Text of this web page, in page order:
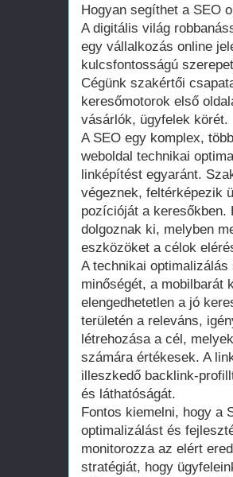
Hogyan segíthet a SEO
A digitális világ
egy vállalkozás online
kulcsfontosságú
Cégünk szakértői
keresőmotorok első
vásárlók, ügyfelek körét.
A SEO egy komplex,
weboldal technikai
linképítést egyaránt.
végeznek, feltérképezik
pozícióját a
dolgoznak ki, melyben
eszközöket a célok
A technikai
minőségét, a mobilbarát
elengedhetetlen a jó
területén a releváns,
létrehozása a cél,
számára értékesek. A
illeszkedő backlink-
és láthatóságát.
Fontos kiemelni, hogy a
optimalizálást és
monitorozza az elért
stratégiát, hogy